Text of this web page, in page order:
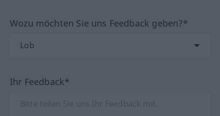
Wozu möchten Sie uns Feedback geben?*
Ihr Feedback*